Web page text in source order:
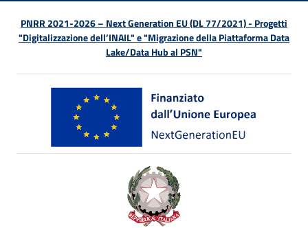
PNRR 2021-2026 – Next Generation EU (DL 77/2021) - Progetti
"Digitalizzazione dell’INAIL" e "Migrazione della Piattaforma Data
Lake/Data Hub al PSN"